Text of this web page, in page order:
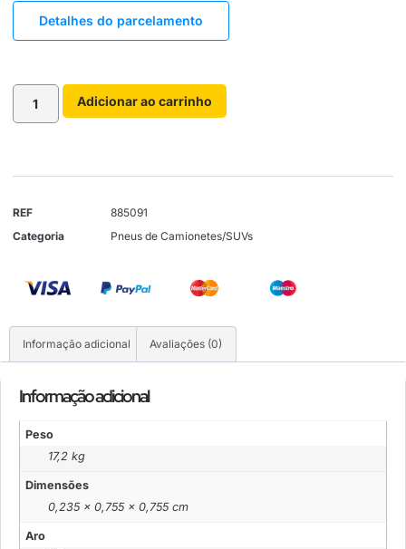
Detalhes do parcelamento
Adicionar ao carrinho
REF
885091
Categoria
Pneus de Camionetes/SUVs
Informação adicional Avaliações (0)
Informação adicional
Peso
17,2 kg
Dimensões
0,235 × 0,755 × 0,755 cm
Aro